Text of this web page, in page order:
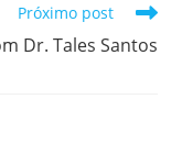
Próximo post
Dr. Tales Santos